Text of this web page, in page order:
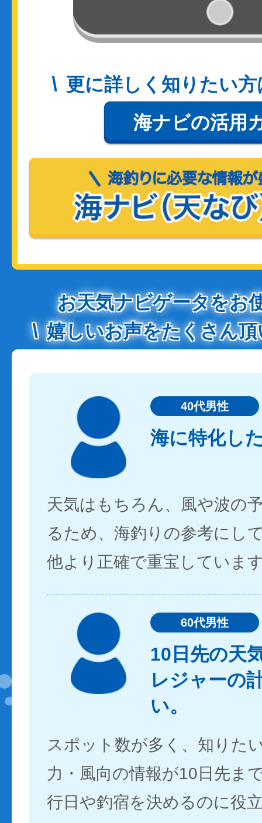
更に詳しく知りたい
海ナビの活用
お天気ナビゲータをお
嬉しいお声をたくさん
40代男性
海に特化し
天気はもちろん、風や波の
るため、海釣りの参考にし
他より正確で重宝していま
60代男性
10日先の天
レジャーの
い。
スポット数が多く、知りた
力・風向の情報が10日先ま
行日や釣宿を決めるのに役